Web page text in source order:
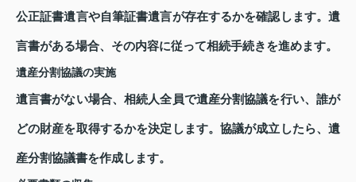
公正証書遺言や自筆証書遺言が存在するかを確認します。遺
言書がある場合、その内容に従って相続手続きを進めます。
遺産分割協議の実施
遺言書がない場合、相続人全員で遺産分割協議を行い、誰が
どの財産を取得するかを決定します。協議が成立したら、遺
産分割協議書を作成します。